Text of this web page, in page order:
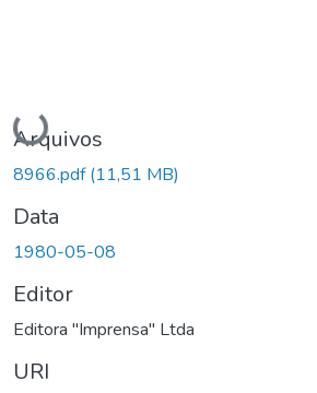
Carregando...
Arquivos
8966.pdf(11,51 MB)
Data
1980-05-08
Editor
Editora "Imprensa" Ltda
URI